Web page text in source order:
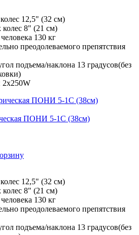
12,5" (32 см)
8" (21 см)
130 кг
преодолеваемого препятствия
подъема/наклона 13 градусов(без
2х250W
ПОНИ 5-1С (38см)
12,5" (32 см)
8" (21 см)
130 кг
преодолеваемого препятствия
подъема/наклона 13 градусов(без